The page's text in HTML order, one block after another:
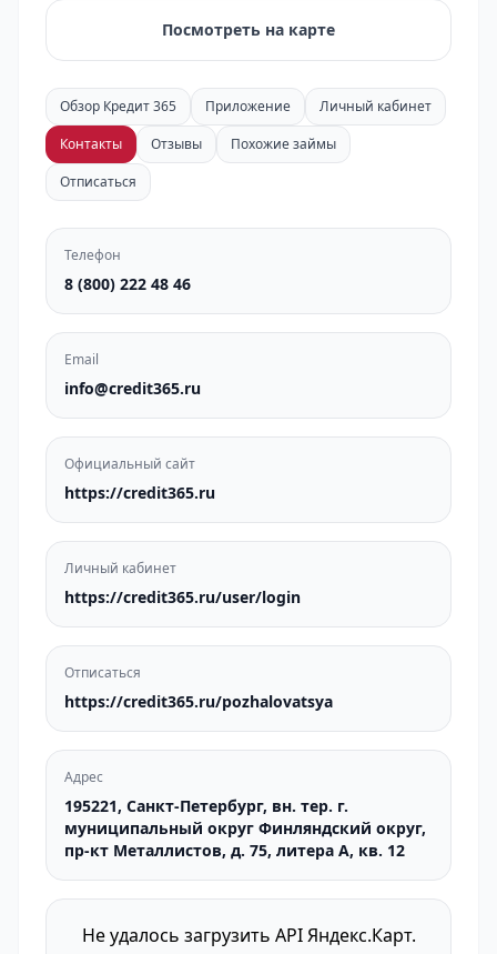
Посмотреть на карте
Обзор Кредит 365 Приложение
Личный кабинет
Контакты
Отзывы
Похожие займы
Отписаться
Телефон
8 (800) 222 48 46
Email
info@credit365.ru
Официальный сайт
https://credit365.ru
Личный кабинет
https://credit365.ru/user/login
Отписаться
https://credit365.ru/pozhalovatsya
Адрес
195221, Санкт-Петербург, вн. тер. г.
муниципальный округ Финляндский округ,
пр-кт Металлистов, д. 75, литера А, кв. 12
Не удалось загрузить API Яндекс.Карт.